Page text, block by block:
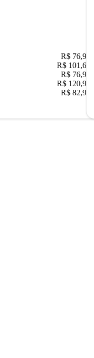
R$ 76,90
R$ 101,67
R$ 76,90
R$ 120,90
R$ 82,90